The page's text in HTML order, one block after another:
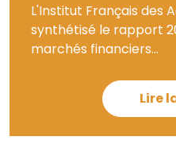
L'Institut Français des
synthétisé le rapport
marchés financiers...
Lire